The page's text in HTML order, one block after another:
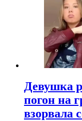
Девушка
погон на
взорвала